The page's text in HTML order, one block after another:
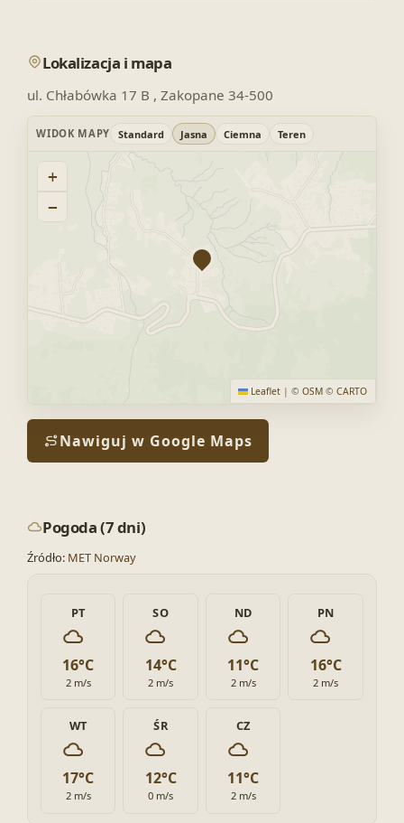
Lokalizacja i mapa
ul. Chłabówka 17 B , Zakopane 34-500
WIDOK MAPY Standard Jasna Ciemna Teren
+
−
Leaflet | © OSM© CARTO
Nawiguj w Google Maps
Pogoda (7 dni)
Źródło: MET Norway
PT
16°C
2 m/s
SO
14°C
2 m/s
ND
11°C
2 m/s
PN
16°C
2 m/s
WT
17°C
2 m/s
ŚR
12°C
0 m/s
CZ
11°C
2 m/s